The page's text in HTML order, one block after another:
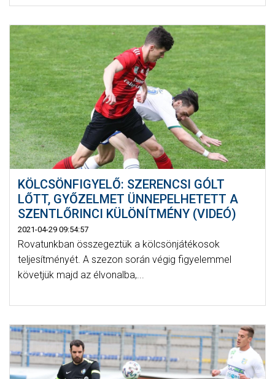
KÖLCSÖNFIGYELŐ: SZERENCSI GÓLT
LŐTT, GYŐZELMET ÜNNEPELHETETT A
SZENTLŐRINCI KÜLÖNÍTMÉNY (VIDEÓ)
2021-04-29 09:54:57
Rovatunkban összegeztük a kölcsönjátékosok
teljesítményét. A szezon során végig figyelemmel
követjük majd az élvonalba,...